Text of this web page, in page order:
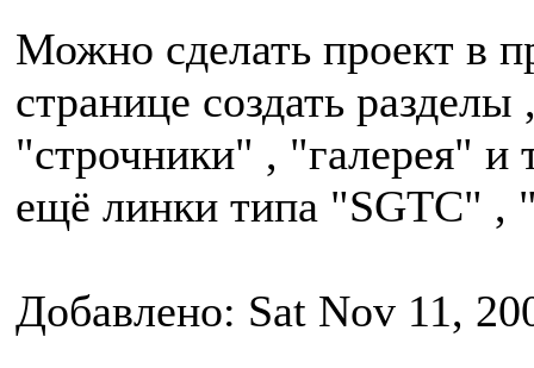
Можно сделать проект в
странице создать
"строчники" , "галерея" и
ещё линки типа "SGTC" ,
Добавлено: Sat Nov 11,